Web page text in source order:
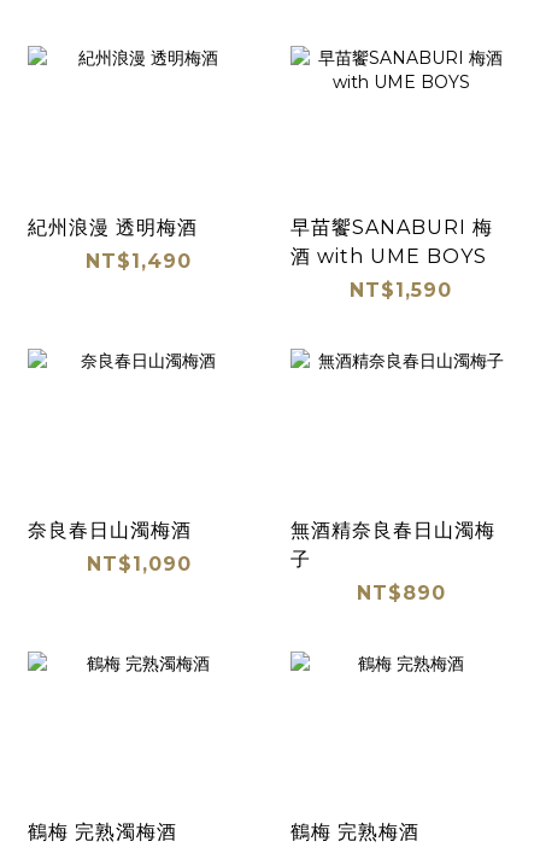
紀州浪漫 透明梅酒
NT$1,490
早苗饗SANABURI 梅
酒 with UME BOYS
NT$1,590
奈良春日山濁梅酒
NT$1,090
無酒精奈良春日山濁梅
子
NT$890
鶴梅 完熟濁梅酒
鶴梅 完熟梅酒